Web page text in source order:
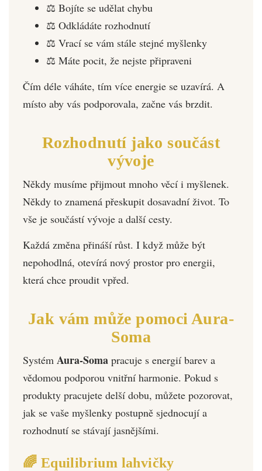
⚖️ Bojíte se udělat chybu
⚖️ Odkládáte rozhodnutí
⚖️ Vrací se vám stále stejné myšlenky
⚖️ Máte pocit, že nejste připraveni
Čím déle váháte, tím více energie se uzavírá. A
místo aby vás podporovala, začne vás brzdit.
Rozhodnutí jako součást
vývoje
Někdy musíme přijmout mnoho věcí i myšlenek.
Někdy to znamená přeskupit dosavadní život. To
vše je součástí vývoje a další cesty.
Každá změna přináší růst. I když může být
nepohodlná, otevírá nový prostor pro energii,
která chce proudit vpřed.
Jak vám může pomoci Aura-
Soma
Systém Aura-Soma pracuje s energií barev a
vědomou podporou vnitřní harmonie. Pokud s
produkty pracujete delší dobu, můžete pozorovat,
jak se vaše myšlenky postupně sjednocují a
rozhodnutí se stávají jasnějšími.
🌈 Equilibrium lahvičky